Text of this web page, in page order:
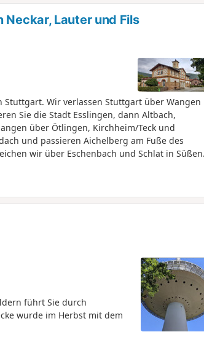
Lauter und Fils
Stuttgart. Wir verlassen Stuttgart über Wangen
Sie die Stadt Esslingen, dann Altbach,
über Ötlingen, Kirchheim/Teck und
und passieren Aichelberg am Fuße des
wir über Eschenbach und Schlat in Süßen
führt Sie durch
wurde im Herbst mit dem